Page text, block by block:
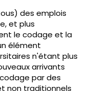
des emplois
et plus
le codage et la
élément
n'étant plus
arrivants
par des
non traditionnels